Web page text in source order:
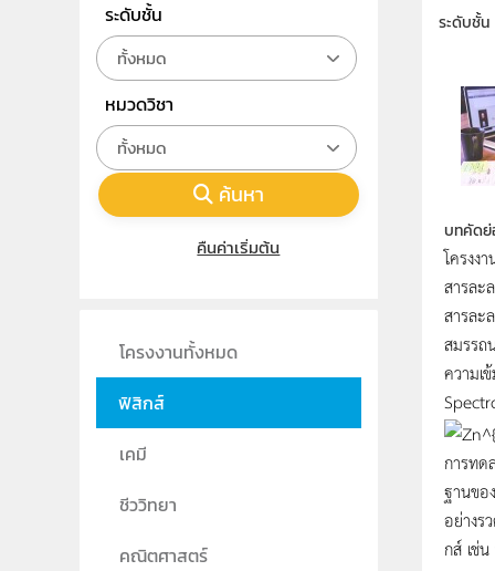
ระดับชั้น
บทคัดย่
โครงง
สารละ
สารละ
สมรรถ
ความเ
การทด
ฐานขอ
อย่างร
กส์ เช่
ระดับชั้น
ทั้งหมด
หมวดวิชา
ทั้งหมด
ค้นหา
คืนค่าเริ่มต้น
โครงงานทั้งหมด
ฟิสิกส์
เคมี
ชีววิทยา
คณิตศาสตร์